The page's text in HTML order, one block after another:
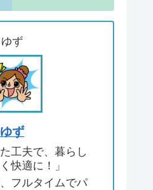
ゆず
ゆず
工夫で、暮らし
快適に！」
フルタイムでパ